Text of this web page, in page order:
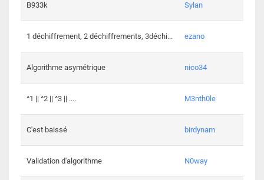
B933k Sylan
1 déchiffrement, 2 déchiffrements, 3déchi... ezano
Algorithme asymétrique nico34
^1 || ^2 || ^3 || .... M3nth0le
C'est baissé birdynam
Validation d'algorithme N0way